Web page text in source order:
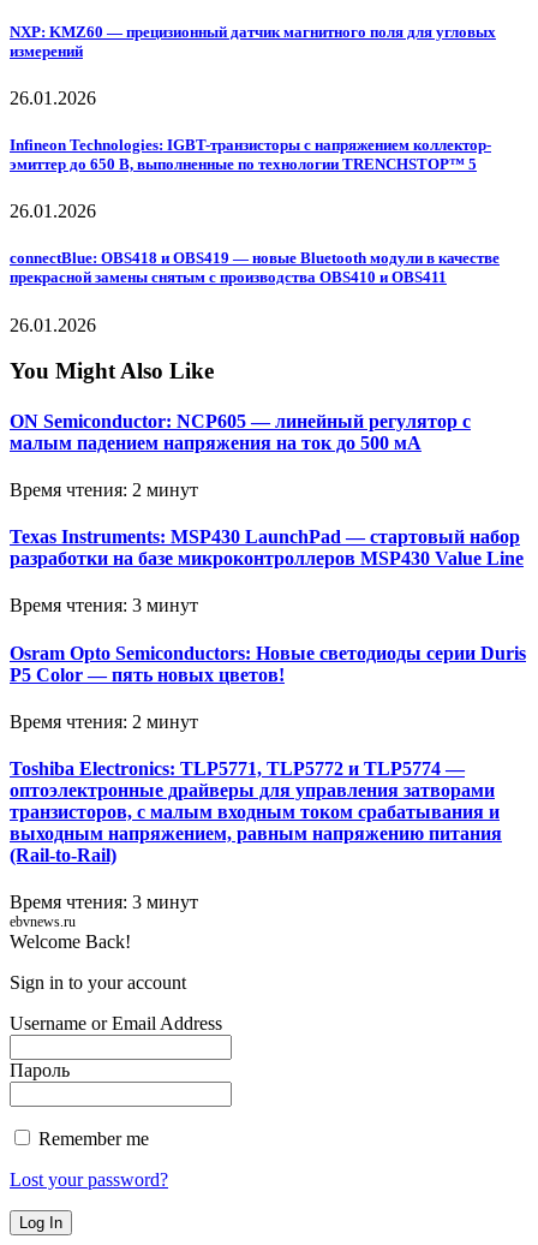
NXP: KMZ60 — прецизионный датчик магнитного поля для угловых
измерений
26.01.2026
Infineon Technologies: IGBT-транзисторы с напряжением коллектор-
эмиттер до 650 В, выполненные по технологии TRENCHSTOP™ 5
26.01.2026
connectBlue: OBS418 и OBS419 — новые Bluetooth модули в качестве
прекрасной замены снятым с производства OBS410 и OBS411
26.01.2026
You Might Also Like
ON Semiconductor: NCP605 — линейный регулятор с
малым падением напряжения на ток до 500 мА
Время чтения: 2 минут
Texas Instruments: MSP430 LaunchPad — стартовый набор
разработки на базе микроконтроллеров MSP430 Value Line
Время чтения: 3 минут
Osram Opto Semiconductors: Новые светодиоды серии Duris
P5 Color — пять новых цветов!
Время чтения: 2 минут
Toshiba Electronics: TLP5771, TLP5772 и TLP5774 —
оптоэлектронные драйверы для управления затворами
транзисторов, с малым входным током срабатывания и
выходным напряжением, равным напряжению питания
(Rail-to-Rail)
Время чтения: 3 минут
ebvnews.ru
Welcome Back!
Sign in to your account
Username or Email Address
Пароль
Remember me
Lost your password?